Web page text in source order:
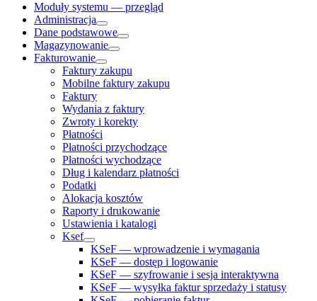
Moduły systemu — przegląd
Administracja
Dane podstawowe
Magazynowanie
Fakturowanie
Faktury zakupu
Mobilne faktury zakupu
Faktury
Wydania z faktury
Zwroty i korekty
Płatności
Płatności przychodzące
Płatności wychodzące
Dług i kalendarz płatności
Podatki
Alokacja kosztów
Raporty i drukowanie
Ustawienia i katalogi
Ksef
KSeF — wprowadzenie i wymagania
KSeF — dostęp i logowanie
KSeF — szyfrowanie i sesja interaktywna
KSeF — wysyłka faktur sprzedaży i statusy